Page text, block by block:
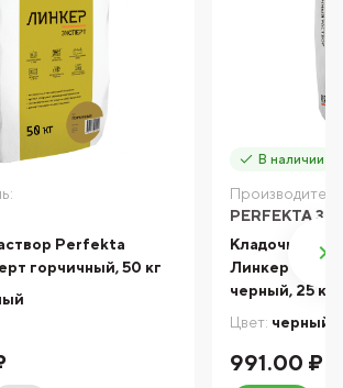
Perfekta
горчичный, 50 кг
В наличии
PERFEKTA
Кладочный
Линкер
черный, 25 кг
Цвет: черный
991.00 ₽